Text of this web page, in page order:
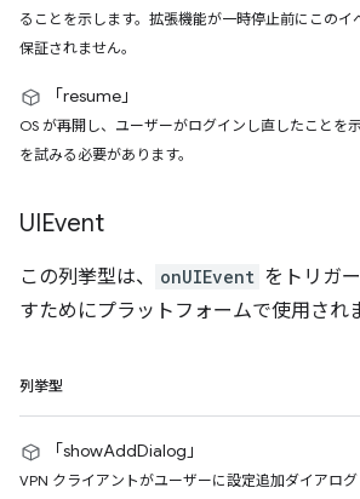
ることを示します。拡張機能が一時停止前にこのイ
保証されません。
「resume」
OS が再開し、ユーザーがログインし直したことを
を試みる必要があります。
UIEvent
この列挙型は、 onUIEvent をトリガ
すためにプラットフォームで使用され
列挙型
「showAddDialog」
VPN クライアントがユーザーに設定追加ダイアロ